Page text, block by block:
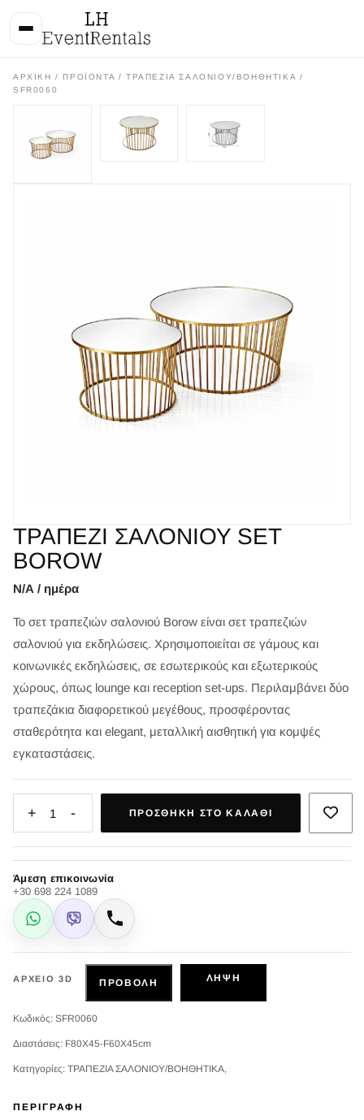
ΑΡΧΙΚΉ / ΠΡΟΪΌΝΤΑ /ΤΡΑΠΕΖΙΑ ΣΑΛΟΝΙΟΥ/ΒΟΗΘΗΤΙΚΑ /
SFR0060
ΤΡΑΠΕΖΙ ΣΑΛΟΝΙΟΥ SET
BOROW
Ν/Α / ημέρα
Το σετ τραπεζιών σαλονιού Borow είναι σετ τραπεζιών
σαλονιού για εκδηλώσεις. Χρησιμοποιείται σε γάμους και
κοινωνικές εκδηλώσεις, σε εσωτερικούς και εξωτερικούς
χώρους, όπως lounge και reception set-ups. Περιλαμβάνει δύο
τραπεζάκια διαφορετικού μεγέθους, προσφέροντας
σταθερότητα και elegant, μεταλλική αισθητική για κομψές
εγκαταστάσεις.
+ 1 - ΠΡΟΣΘΉΚΗ ΣΤΟ ΚΑΛΆΘΙ
Άμεση επικοινωνία
+30 698 224 1089
WhatsApp
Viber Κλήση
ΑΡΧΕΊΟ 3D ΠΡΟΒΟΛΉ ΛΉΨΗ
Κωδικός: SFR0060
Διαστάσεις: F80X45-F60X45cm
Κατηγορίες: ΤΡΑΠΕΖΙΑ ΣΑΛΟΝΙΟΥ/ΒΟΗΘΗΤΙΚΑ,
ΠΕΡΙΓΡΑΦΉ